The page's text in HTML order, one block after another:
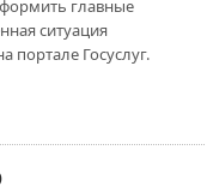
главные
ситуация
портале Госуслуг.